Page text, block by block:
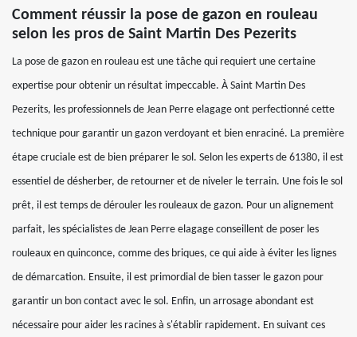
Comment réussir la pose de gazon en rouleau
selon les pros de Saint Martin Des Pezerits
La pose de gazon en rouleau est une tâche qui requiert une certaine
expertise pour obtenir un résultat impeccable. À Saint Martin Des
Pezerits, les professionnels de Jean Perre elagage ont perfectionné cette
technique pour garantir un gazon verdoyant et bien enraciné. La première
étape cruciale est de bien préparer le sol. Selon les experts de 61380, il est
essentiel de désherber, de retourner et de niveler le terrain. Une fois le sol
prêt, il est temps de dérouler les rouleaux de gazon. Pour un alignement
parfait, les spécialistes de Jean Perre elagage conseillent de poser les
rouleaux en quinconce, comme des briques, ce qui aide à éviter les lignes
de démarcation. Ensuite, il est primordial de bien tasser le gazon pour
garantir un bon contact avec le sol. Enfin, un arrosage abondant est
nécessaire pour aider les racines à s'établir rapidement. En suivant ces